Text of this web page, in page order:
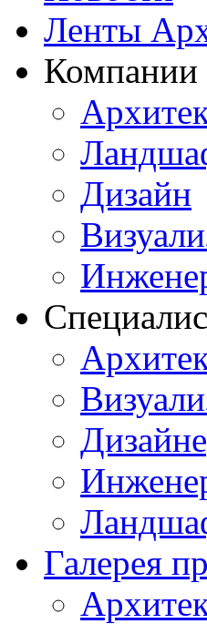
Ленты
Компании
Дизайн
Галерея